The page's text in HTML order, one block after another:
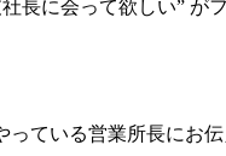
長に会って欲しい” が
ている営業所長にお伝